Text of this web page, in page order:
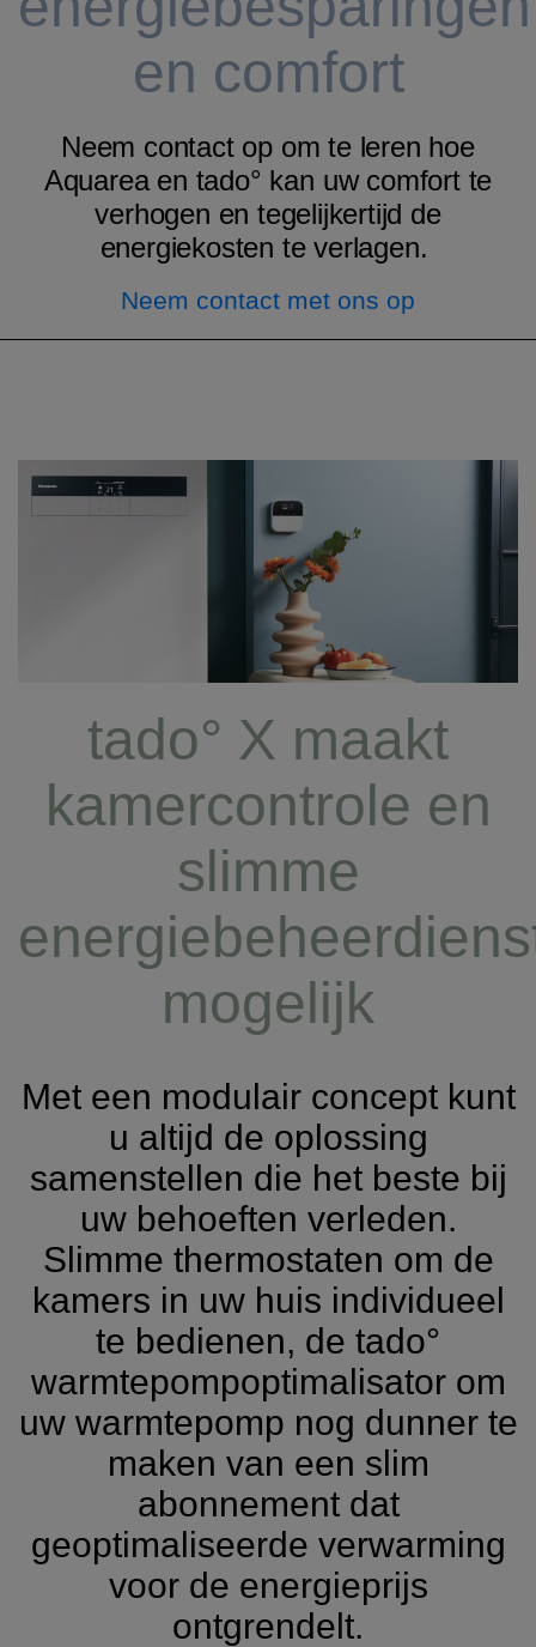
en comfort
Neem contact op om te leren hoe
Aquarea en tado° kan uw comfort te
verhogen en tegelijkertijd de
energiekosten te verlagen.
Neem contact met ons op
tado° X maakt
kamercontrole en
slimme
mogelijk
Met een modulair concept kunt
u altijd de oplossing
samenstellen die het beste bij
uw behoeften verleden.
Slimme thermostaten om de
kamers in uw huis individueel
te bedienen, de tado°
warmtepompoptimalisator om
uw warmtepomp nog dunner te
maken van een slim
abonnement dat
geoptimaliseerde verwarming
voor de energieprijs
ontgrendelt.